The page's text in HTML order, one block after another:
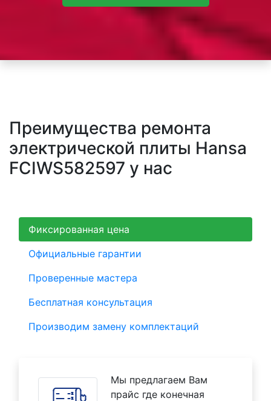
Преимущества ремонта
электрической плиты Hansa
FCIWS582597 у нас
Фиксированная цена
Официальные гарантии
Проверенные мастера
Бесплатная консультация
Производим замену комплектаций
Мы предлагаем Вам
прайс где конечная